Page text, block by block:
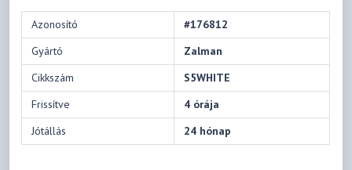
Azonosító
#176812
Gyártó
Zalman
Cikkszám
S5WHITE
Frissítve
4 órája
Jótállás
24 hónap